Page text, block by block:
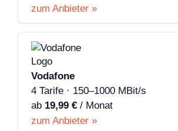
zum Anbieter »
Vodafone
4 Tarife · 150–1000 MBit/s
ab 19,99 € / Monat
zum Anbieter »